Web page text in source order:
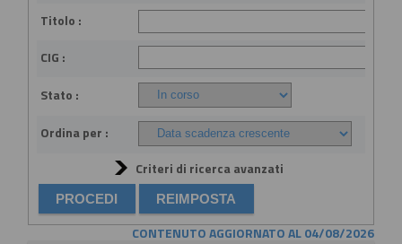
Titolo :
CIG :
Stato :
Ordina per :
Criteri di ricerca avanzati
CONTENUTO AGGIORNATO AL 04/08/2026